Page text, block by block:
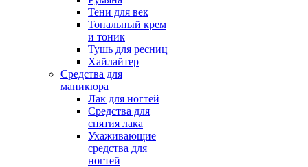
Тени для век
Тональный крем
и тоник
Тушь для ресниц
Хайлайтер
Средства для
маникюра
Лак для ногтей
Средства для
снятия лака
Ухаживающие
средства для
ногтей